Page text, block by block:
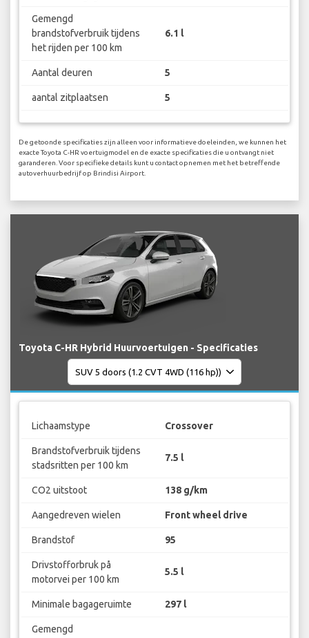
Gemengd
brandstofverbruik tijdens
het rijden per 100 km
6.1 l
Aantal deuren 5
aantal zitplaatsen 5
De getoonde specificaties zijn alleen voor informatieve doeleinden, we kunnen het
exacte Toyota C-HR voertuigmodel en de exacte specificaties die u ontvangt niet
garanderen. Voor specifieke details kunt u contact opnemen met het betreffende
autoverhuurbedrijf op Brindisi Airport.
Toyota C-HR Hybrid Huurvoertuigen - Specificaties
Lichaamstype Crossover
Brandstofverbruik tijdens
stadsritten per 100 km
7.5 l
CO2 uitstoot 138 g/km
Aangedreven wielen Front wheel drive
Brandstof 95
Drivstofforbruk på
motorvei per 100 km
5.5 l
Minimale bagageruimte 297 l
Gemengd